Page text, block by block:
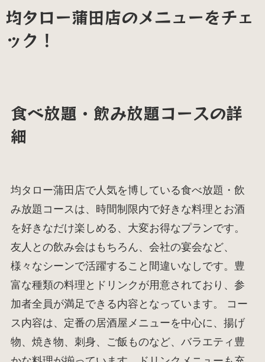
均タロー蒲田店のメニューをチェ
ック！
食べ放題・飲み放題コースの詳
細
均タロー蒲田店で人気を博している食べ放題・飲
み放題コースは、時間制限内で好きな料理とお酒
を好きなだけ楽しめる、大変お得なプランです。
友人との飲み会はもちろん、会社の宴会など、
様々なシーンで活躍すること間違いなしです。豊
富な種類の料理とドリンクが用意されており、参
加者全員が満足できる内容となっています。 コー
ス内容は、定番の居酒屋メニューを中心に、揚げ
物、焼き物、刺身、ご飯ものなど、バラエティ豊